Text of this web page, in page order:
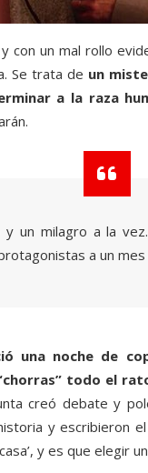
con un mal rollo
Se trata de un
a la raza
un milagro a la
a un
una noche de
todo el
creó debate y
y escribieron
y es que elegir